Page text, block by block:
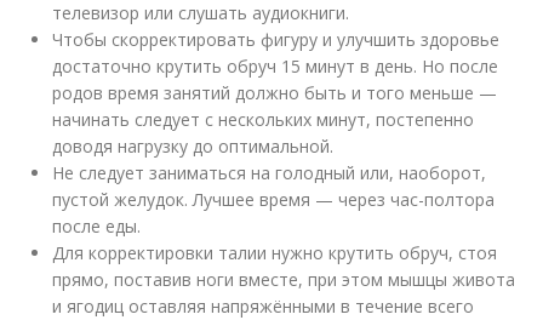
телевизор или слушать аудиокниги.
Чтобы скорректировать фигуру и улучшить здоровье
достаточно крутить обруч 15 минут в день. Но после
родов время занятий должно быть и того меньше —
начинать следует с нескольких минут, постепенно
доводя нагрузку до оптимальной.
Не следует заниматься на голодный или, наоборот,
пустой желудок. Лучшее время — через час-полтора
после еды.
Для корректировки талии нужно крутить обруч, стоя
прямо, поставив ноги вместе, при этом мышцы живота
и ягодиц оставляя напряжёнными в течение всего